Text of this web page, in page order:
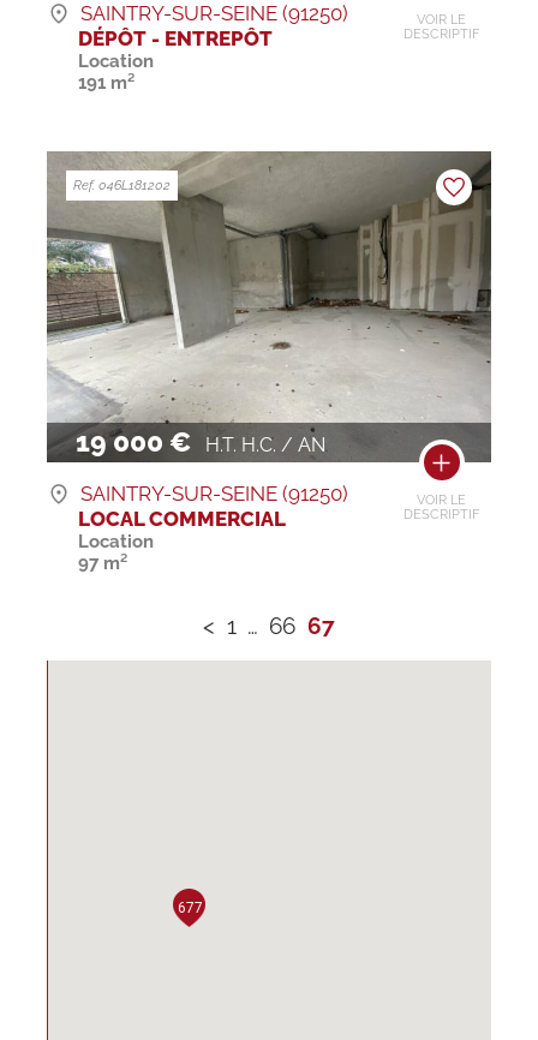
VOIR LE
DESCRIPTIF
SAINTRY-SUR-SEINE (91250)
DÉPÔT - ENTREPÔT
Location
191 m²
19 000 € H.T. H.C. / AN
VOIR LE
DESCRIPTIF
Ref. 046L181202
SAINTRY-SUR-SEINE (91250)
LOCAL COMMERCIAL
Location
97 m²
< 1 … 66 67
677